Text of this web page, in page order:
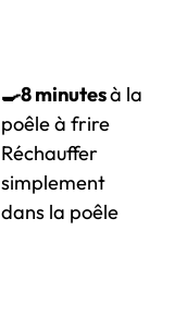
🍳8 minutesà la
poêle à frire
Réchauffer
simplement
dans la poêle